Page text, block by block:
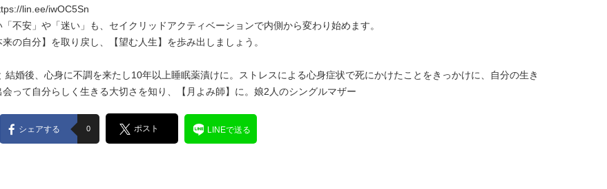
lin.ee/iwOC5Sn
不安」や「迷い」も、セイクリッドアクティベーションで内側から変わり始めます。
の自分】を取り戻し、【望む人生】を歩み出しましょう。
結婚後、心身に不調を来たし10年以上睡眠薬漬けに。ストレスによる心身症状で死にかけたことをきっかけに、自分の生き
って自分らしく生きる大切さを知り、【月よみ師】に。娘2人のシングルマザー
シェアする 0 ポスト LINEで送る